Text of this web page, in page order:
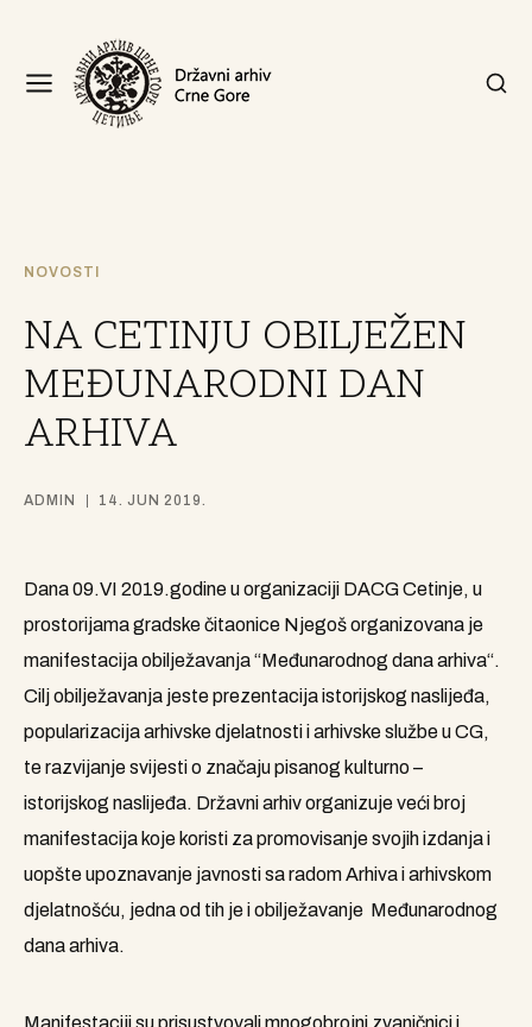
NOVOSTI
NA CETINJU OBILJEŽEN
MEĐUNARODNI DAN
ARHIVA
ADMIN 14. JUN 2019.
Dana 09.VI 2019.godine u organizaciji DACG Cetinje, u
prostorijama gradske čitaonice Njegoš organizovana je
manifestacija obilježavanja “Međunarodnog dana arhiva“.
Cilj obilježavanja jeste prezentacija istorijskog naslijeđa,
popularizacija arhivske djelatnosti i arhivske službe u CG,
te razvijanje svijesti o značaju pisanog kulturno –
istorijskog naslijeđa. Državni arhiv organizuje veći broj
manifestacija koje koristi za promovisanje svojih izdanja i
uopšte upoznavanje javnosti sa radom Arhiva i arhivskom
djelatnošću, jedna od tih je i obilježavanje Međunarodnog
dana arhiva.
Manifestaciji su prisustvovali mnogobrojni zvaničnici i